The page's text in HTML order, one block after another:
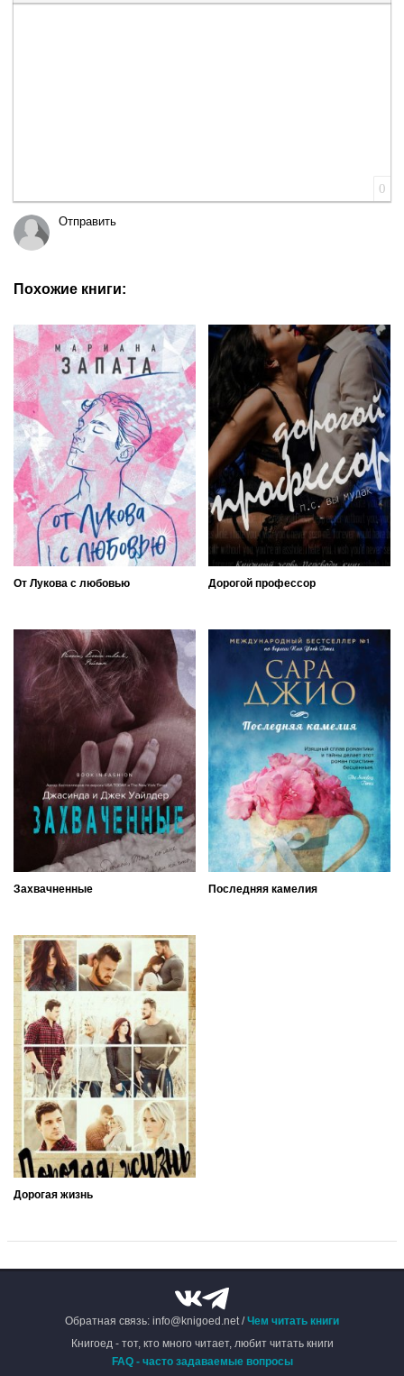
Вставка цитаты
Вставка спойлера
0
Отправить
Похожие книги:
От Лукова с любовью Дорогой профессор
Захвачненные Последняя камелия
Дорогая жизнь
Обратная связь: info@knigoed.net /Чем читать книги
Книгоед - тот, кто много читает, любит читать книги
FAQ - часто задаваемые вопросы